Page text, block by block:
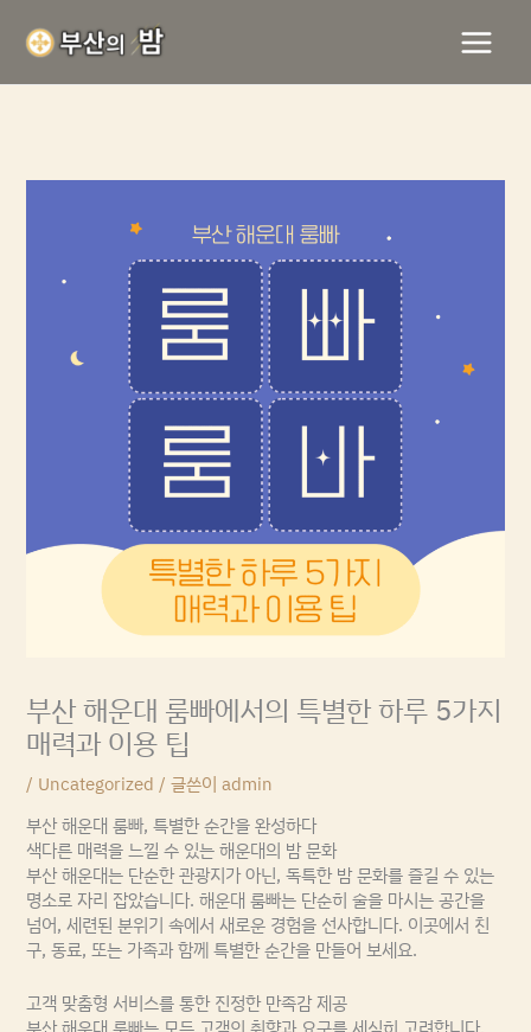
로
부산 해운대 룸빠에서의 특별한 하루 5가지
매력과 이용 팁
/ Uncategorized / 글쓴이admin
부산 해운대 룸빠, 특별한 순간을 완성하다
색다른 매력을 느낄 수 있는 해운대의 밤 문화
부산 해운대는 단순한 관광지가 아닌, 독특한 밤 문화를 즐길 수 있는
명소로 자리 잡았습니다. 해운대 룸빠는 단순히 술을 마시는 공간을
넘어, 세련된 분위기 속에서 새로운 경험을 선사합니다. 이곳에서 친
구, 동료, 또는 가족과 함께 특별한 순간을 만들어 보세요.
고객 맞춤형 서비스를 통한 진정한 만족감 제공